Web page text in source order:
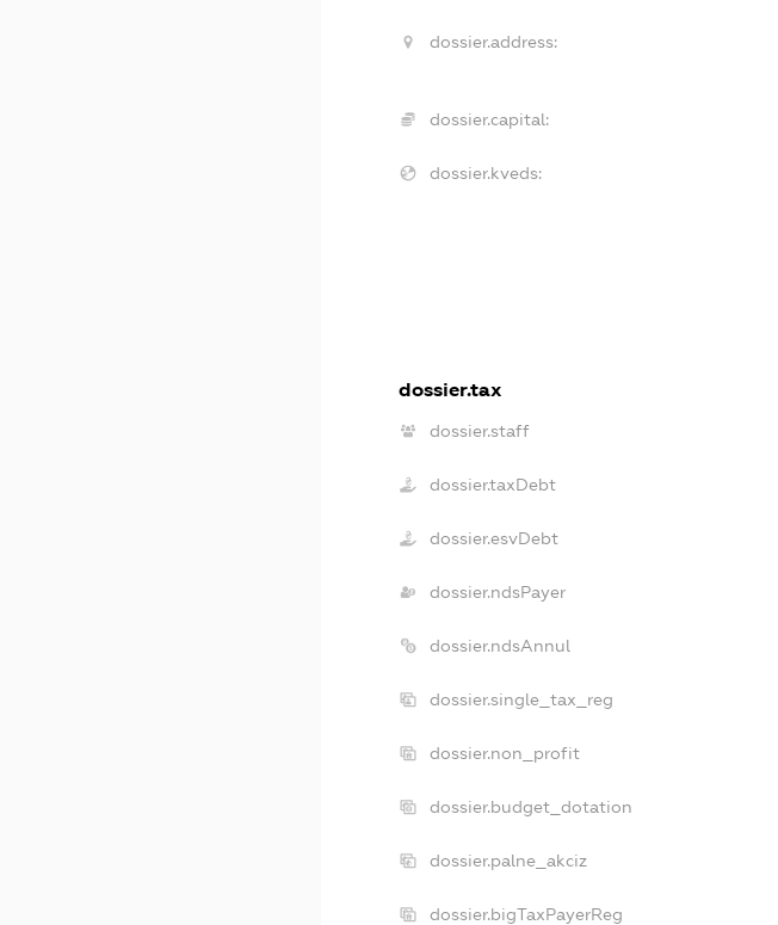
dossier.address:
dossier.capital:
dossier.kveds:
dossier.tax
dossier.staff
dossier.taxDebt
dossier.esvDebt
dossier.ndsPayer
dossier.ndsAnnul
dossier.single_tax_reg
dossier.non_profit
dossier.budget_dotation
dossier.palne_akciz
dossier.bigTaxPayerReg